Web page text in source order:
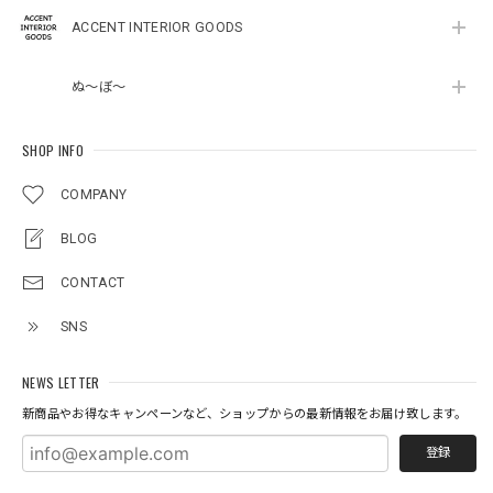
ACCENT INTERIOR GOODS
ぬ～ぼ～
SHOP INFO
COMPANY
BLOG
CONTACT
SNS
NEWS LETTER
新商品やお得なキャンペーンなど、ショップからの最新情報をお届け致します。
登録